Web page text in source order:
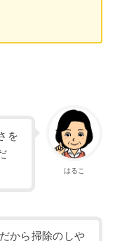
はるこ
を
から掃除のしや